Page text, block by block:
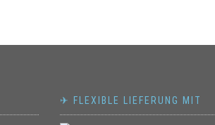
✈ FLEXIBLE LIEFERUNG MIT